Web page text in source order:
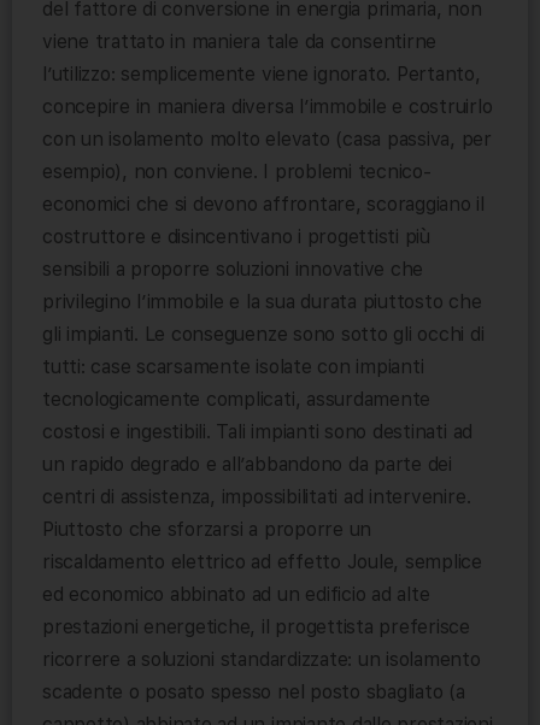
del fattore di conversione in energia primaria, non
viene trattato in maniera tale da consentirne
l’utilizzo: semplicemente viene ignorato. Pertanto,
concepire in maniera diversa l’immobile e costruirlo
con un isolamento molto elevato (casa passiva, per
esempio), non conviene. I problemi tecnico-
economici che si devono affrontare, scoraggiano il
costruttore e disincentivano i progettisti più
sensibili a proporre soluzioni innovative che
privilegino l’immobile e la sua durata piuttosto che
gli impianti. Le conseguenze sono sotto gli occhi di
tutti: case scarsamente isolate con impianti
tecnologicamente complicati, assurdamente
costosi e ingestibili. Tali impianti sono destinati ad
un rapido degrado e all’abbandono da parte dei
centri di assistenza, impossibilitati ad intervenire.
Piuttosto che sforzarsi a proporre un
riscaldamento elettrico ad effetto Joule, semplice
ed economico abbinato ad un edificio ad alte
prestazioni energetiche, il progettista preferisce
ricorrere a soluzioni standardizzate: un isolamento
scadente o posato spesso nel posto sbagliato (a